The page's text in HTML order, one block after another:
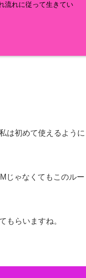
流れに従って生きてい
は初めて使えるように
じゃなくてもこのルー
もらいますね。